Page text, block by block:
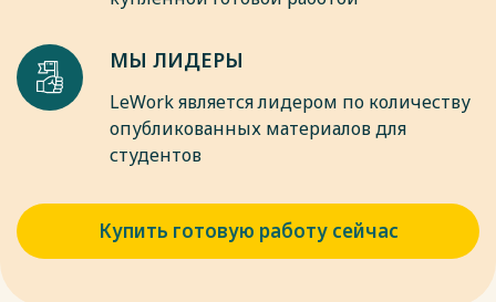
6) заключение под стражу;
Весь текст будет доступен
МЫ ЛИДЕРЫ
LeWork является лидером по количеству
опубликованных материалов для
студентов
Купить готовую работу сейчас